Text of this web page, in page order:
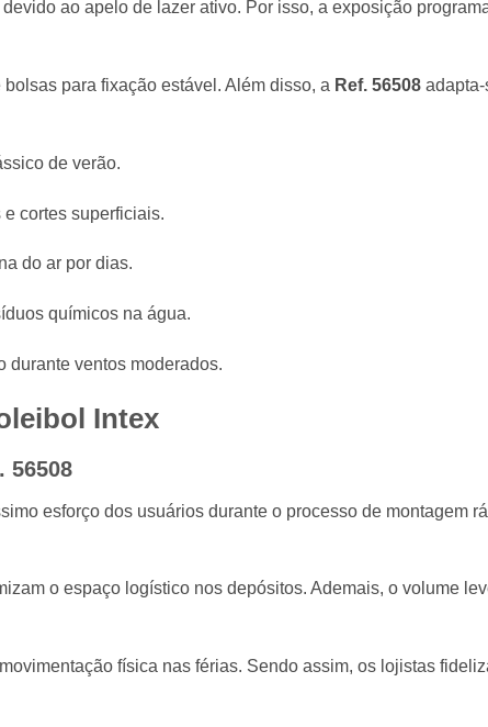
ao apelo de lazer ativo. Por isso, a exposição
para fixação estável. Além disso, a Ref. 56508
de verão.
cortes superficiais.
do ar por dias.
químicos na água.
ventos moderados.
Intex
56508
esforço dos usuários durante o processo de montagem
o espaço logístico nos depósitos. Ademais, o volume
física nas férias. Sendo assim, os lojistas